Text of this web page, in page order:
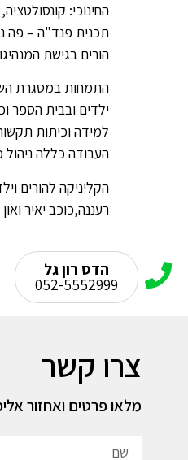
החינוכי:
תכנית פנד"ה – פה
הורים בגישת
התמחות במסגרת
ילדים ובבית הספר
למידה וכיתות
העבודה כללה ניהול
הקליניקה להורים
רעננה,כוכב יאיר ואון
הדס רון גל
052-5552999
צרו קשר
מלאו פרטים ואחזור